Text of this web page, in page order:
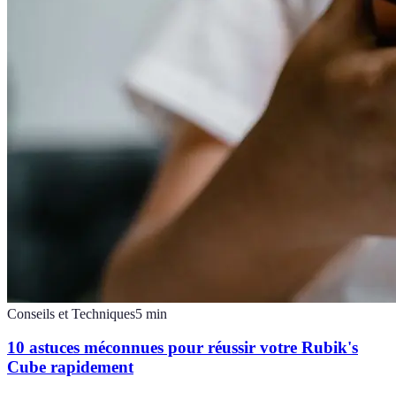
Conseils et Techniques5 min
10 astuces méconnues pour réussir votre Rubik's
Cube rapidement